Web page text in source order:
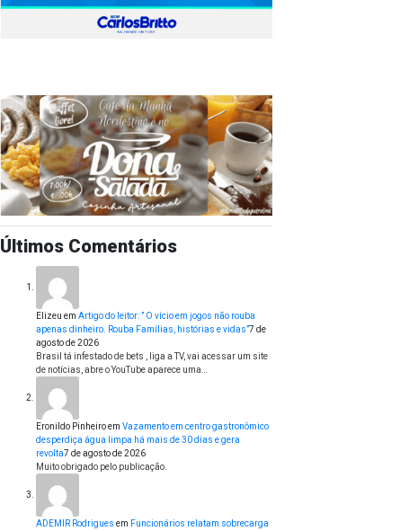
Últimos Comentários
Elizeu em Artigo do leitor: ” O vício em jogos não rouba
apenas dinheiro. Rouba Famílias, histórias e vidas”7 de
agosto de 2026
Brasil tá infestado de bets , liga a TV, vai acessar um site
de notícias, abre o YouTube aparece uma…
Eronildo Pinheiroem Vazamento em centro gastronômico
desperdiça água limpa há mais de 30 dias e gera
revolta7 de agosto de 2026
Muito obrigado pelo publicação.
ADEMIR Rodrigues em Funcionários relatam sobrecarga